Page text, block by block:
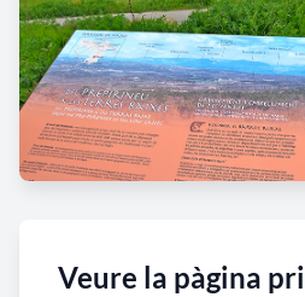
Veure la pàgina